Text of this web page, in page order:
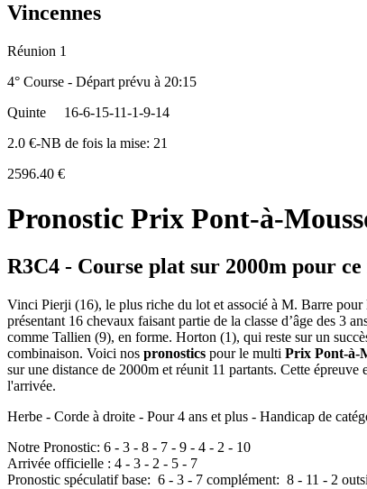
Vincennes
Réunion 1
4° Course - Départ prévu à 20:15
Quinte
16-6-15-11-1-9-14
2.0 €-NB de fois la mise: 21
2596.40 €
Pronostic Prix Pont-à-
R3C4 - Course plat sur 2000m pour
Vinci Pierji (16), le plus riche du lot et associé à M. Barre
présentant 16 chevaux faisant partie de la classe d’âge des 3
comme Tallien (9), en forme. Horton (1), qui reste sur un
combinaison. Voici nos pronostics pour le multi Prix Pont-à-
sur une distance de 2000m et réunit 11 partants. Cette épreuve
l'arrivée.
Herbe - Corde à droite - Pour 4 ans et plus - Handicap de
Notre Pronostic: 6 - 3 - 8 - 7 - 9 - 4 - 2 - 10
Arrivée officielle : 4 - 3 - 2 - 5 - 7
Pronostic spéculatif base: 6 - 3 - 7 complément: 8 - 11 - 2